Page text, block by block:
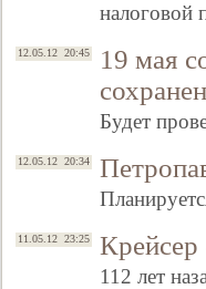
налоговой
12.05.12 20:45
19 мая
Будет
12.05.12 20:34
11.05.12 23:25 Крейсер
112 лет